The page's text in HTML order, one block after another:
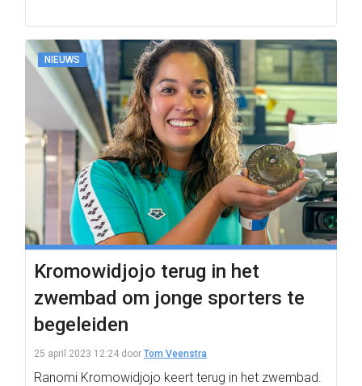
NIEUWS
Kromowidjojo terug in het
zwembad om jonge sporters te
begeleiden
25 april 2023 12:24 door Tom Veenstra
Ranomi Kromowidjojo keert terug in het zwembad.